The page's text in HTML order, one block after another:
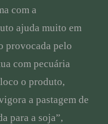
com a
ajuda muito em
provocada pelo
com pecuária
o produto,
a pastagem de
para a soja”,